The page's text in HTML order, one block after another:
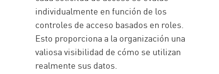
individualmente en función de los
controles de acceso basados en roles.
Esto proporciona a la organización una
valiosa visibilidad de cómo se utilizan
realmente sus datos.